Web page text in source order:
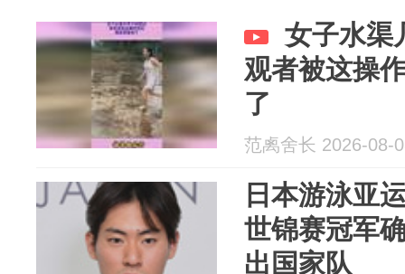
女子水渠
观者被这操
了
范禼舍长 2026-08-
日本游泳亚
世锦赛冠军
出国家队